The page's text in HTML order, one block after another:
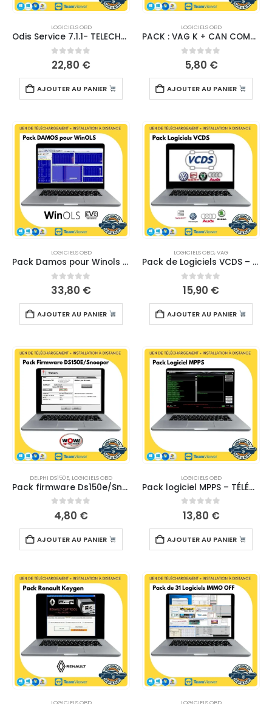
LOGICIELS OBD
Odis Service 7.1.1- TELECHARGEMENT
0sur 5
22,80 €
AJOUTER AU PANIER
LOGICIELS OBD
PACK : VAG K + CAN COMMANDER
sur 5
5,80 €
AJOUTER AU PANIER
LOGICIELS OBD
Pack Damos pour Winols – TÉLÉCHARGEMENT
0sur 5
33,80 €
AJOUTER AU PANIER
LOGICIELS OBD,VAG
Pack de Logiciels VCDS – TÉLÉCHARGEMENT
0sur 5
15,90 €
AJOUTER AU PANIER
DELPHI DS150E, LOGICIELS OBD
Pack firmware Ds150e/Snooper – Téléchargement
sur 5
4,80 €
AJOUTER AU PANIER
LOGICIELS OBD
Pack logiciel MPPS – TÉLÉCHARGEMENT
0sur 5
13,80 €
AJOUTER AU PANIER